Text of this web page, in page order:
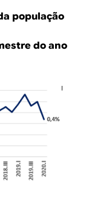
população
do ano